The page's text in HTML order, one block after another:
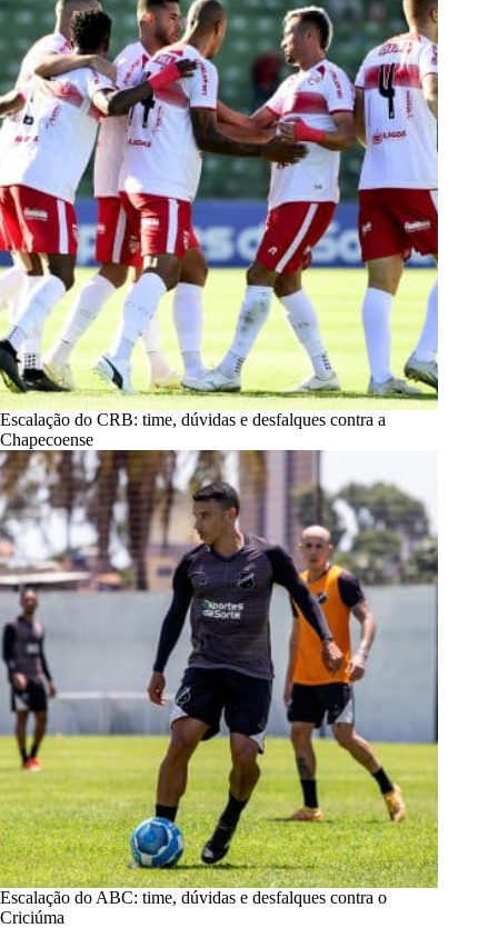
Escalação do CRB: time, dúvidas e desfalques contra a
Chapecoense
Escalação do ABC: time, dúvidas e desfalques contra o
Criciúma